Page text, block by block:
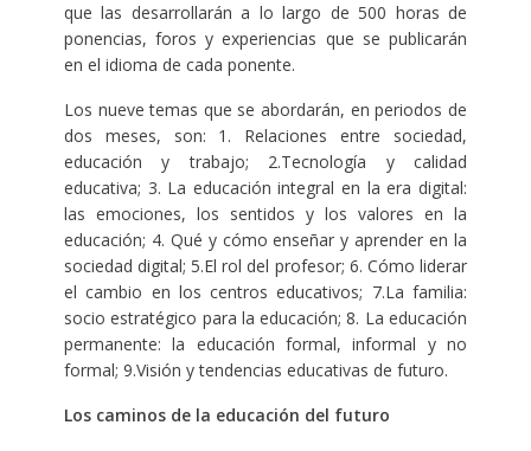
que las desarrollarán a lo largo de 500 horas de
ponencias, foros y experiencias que se publicarán
en el idioma de cada ponente.
Los nueve temas que se abordarán, en periodos de
dos meses, son: 1. Relaciones entre sociedad,
educación y trabajo; 2.Tecnología y calidad
educativa; 3. La educación integral en la era digital:
las emociones, los sentidos y los valores en la
educación; 4. Qué y cómo enseñar y aprender en la
sociedad digital; 5.El rol del profesor; 6. Cómo liderar
el cambio en los centros educativos; 7.La familia:
socio estratégico para la educación; 8. La educación
permanente: la educación formal, informal y no
formal; 9.Visión y tendencias educativas de futuro.
Los caminos de la educación del futuro